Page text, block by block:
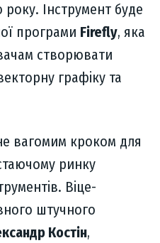
року. Інструмент буде
програми Firefly, яка
створювати
графіку та
вагомим кроком для
ринку
Віце-
штучного
Костін,